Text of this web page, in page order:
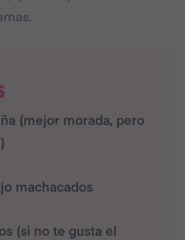
(mejor morada, pero
machacados
(si no te gusta el